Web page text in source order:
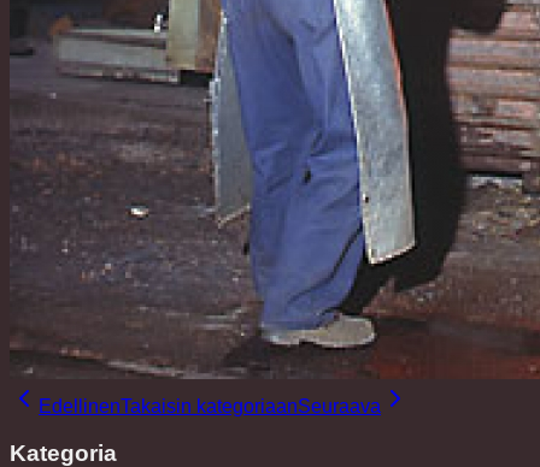
EdellinenTakaisin kategoriaanSeuraava
Kategoria